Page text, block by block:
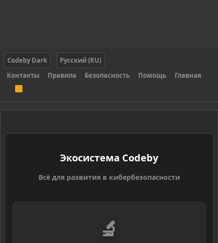
Codeby Dark
Русский (RU)
Контакты
Правила Безопасность Помощь Главная
S
Экосистема Codeby
Всё для развития в кибербезопасности
🔬